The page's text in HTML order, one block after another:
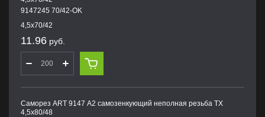
9147245 70/42-OK
4,5х70/42
11.96 руб.
Саморез ART 9147 А2 самозенкующий неполная резьба TX
4,5х80/48